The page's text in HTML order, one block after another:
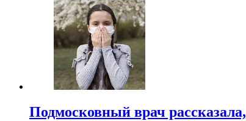
Подмосковный врач